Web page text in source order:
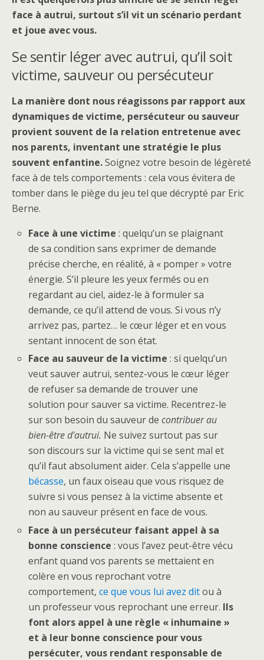
face à autrui, surtout s’il vit un scénario perdant
et joue avec vous.
Se sentir léger avec autrui, qu’il soit
victime, sauveur ou persécuteur
La manière dont nous réagissons par rapport aux
dynamiques de victime, persécuteur ou sauveur
provient souvent de la relation entretenue avec
nos parents, inventant une stratégie le plus
souvent enfantine.Soignez votre besoin de légèreté
face à de tels comportements : cela vous évitera de
tomber dans le piège du jeu tel que décrypté par Eric
Berne.
Face à une victime : quelqu’un se plaignant
de sa condition sans exprimer de demande
précise cherche, en réalité, à « pomper » votre
énergie. S’il pleure les yeux fermés ou en
regardant au ciel, aidez-le à formuler sa
demande, ce qu’il attend de vous. Si vous n’y
arrivez pas, partez… le cœur léger et en vous
sentant innocent de son état.
Face au sauveur de la victime : si quelqu’un
veut sauver autrui, sentez-vous le cœur léger
de refuser sa demande de trouver une
solution pour sauver sa victime. Recentrez-le
sur son besoin du sauveur decontribuer au
bien-être d’autrui. Ne suivez surtout pas sur
son discours sur la victime qui se sent mal et
qu’il faut absolument aider. Cela s’appelle une
bécasse, un faux oiseau que vous risquez de
suivre si vous pensez à la victime absente et
non au sauveur présent en face de vous.
Face à un persécuteur faisant appel à sa
bonne conscience : vous l’avez peut-être vécu
enfant quand vos parents se mettaient en
colère en vous reprochant votre
comportement,ce que vous lui avez ditou à
un professeur vous reprochant une erreur. Ils
font alors appel à une règle « inhumaine »
et à leur bonne conscience pour vous
persécuter, vous rendant responsable de